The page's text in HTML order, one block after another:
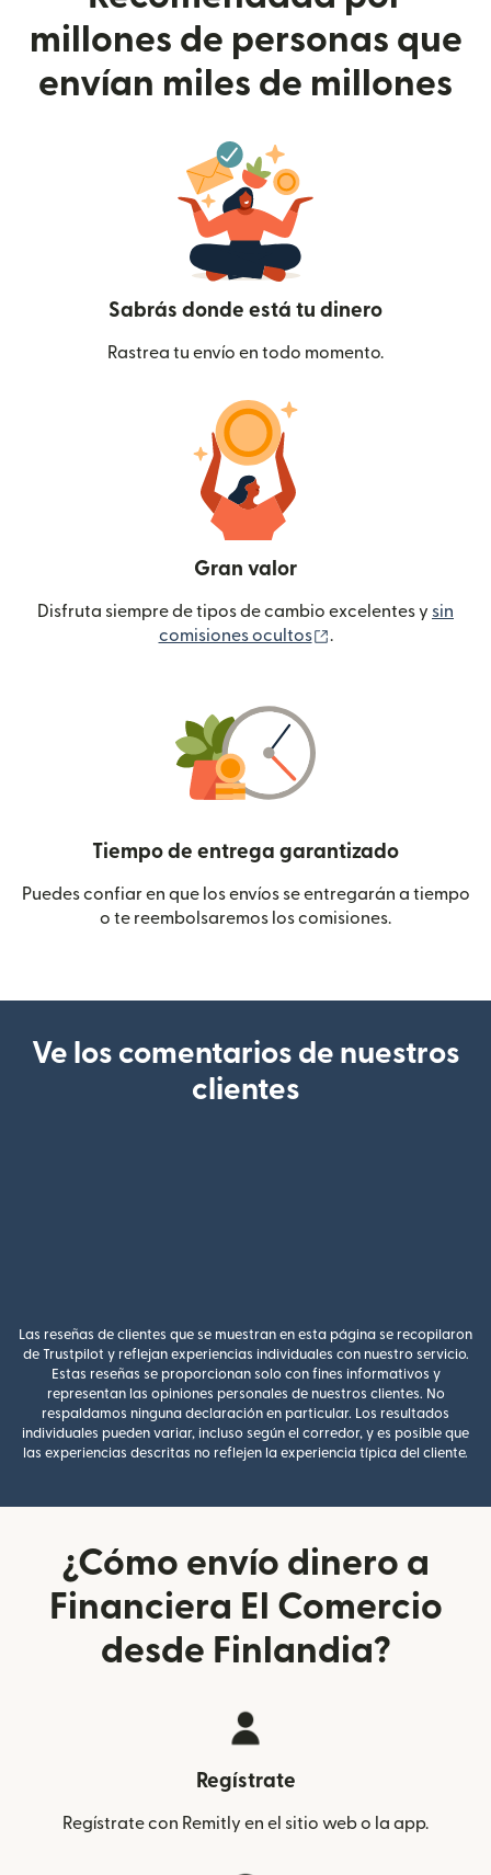
millones de personas que
envían miles de millones
Sabrás donde está tu dinero
Rastrea tu envío en todo momento.
Gran valor
Disfruta siempre de tipos de cambio excelentes y sin
comisiones ocultos
.
Tiempo de entrega garantizado
Puedes confiar en que los envíos se entregarán a tiempo
o te reembolsaremos los comisiones.
Ve los comentarios de nuestros
clientes
Las reseñas de clientes que se muestran en esta página se recopilaron
de Trustpilot y reflejan experiencias individuales con nuestro servicio.
Estas reseñas se proporcionan solo con fines informativos y
representan las opiniones personales de nuestros clientes. No
respaldamos ninguna declaración en particular. Los resultados
individuales pueden variar, incluso según el corredor, y es posible que
las experiencias descritas no reflejen la experiencia típica del cliente.
¿Cómo envío dinero a
Financiera El Comercio
desde Finlandia?
Regístrate
Regístrate con Remitly en el sitio web o la app.